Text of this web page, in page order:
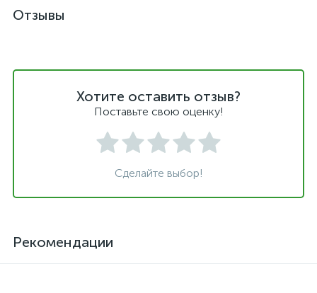
Отзывы
Хотите оставить отзыв?
Поставьте свою оценку!
Сделайте выбор!
Рекомендации